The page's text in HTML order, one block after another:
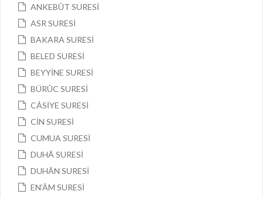
ANKEBÛT SURESİ
ASR SURESİ
BAKARA SURESİ
BELED SURESİ
BEYYİNE SURESİ
BÜRÛC SURESİ
CÂSİYE SURESİ
CİN SURESİ
CUMUA SURESİ
DUHÂ SURESİ
DUHÂN SURESİ
EN’ÂM SURESİ